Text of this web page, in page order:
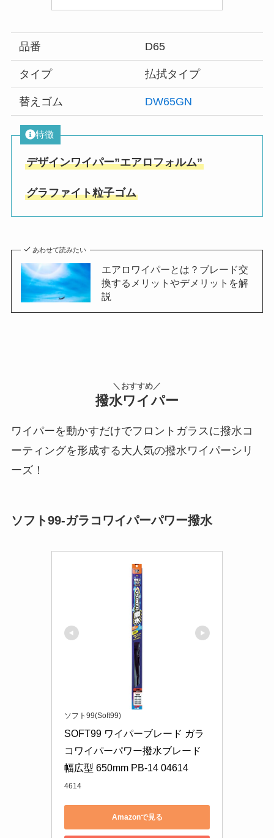
品番 D65
タイプ 払拭タイプ
替えゴム DW65GN
特徴
デザインワイパー”エアロフォルム”
グラファイト粒子ゴム
あわせて読みたい
エアロワイパーとは？ブレード交
換するメリットやデメリットを解
説
＼おすすめ／
撥水ワイパー
ワイパーを動かすだけでフロントガラスに撥水コ
ーティングを形成する大人気の撥水ワイパーシリ
ーズ！
ソフト99-ガラコワイパーパワー撥水
ソフト99(Soft99)
SOFT99 ワイパーブレード ガラ
コワイパーパワー撥水ブレード
幅広型 650mm PB-14 04614
4614
Amazonで見る